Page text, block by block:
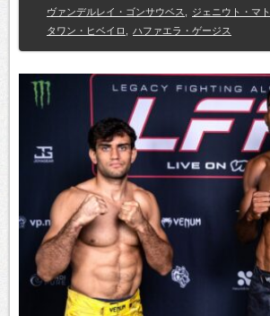
ヴァンデルレイ・ゴンサウベス
ジェニウト・マ
タワン・ヒベイロ
ハファエラ・ゲージス